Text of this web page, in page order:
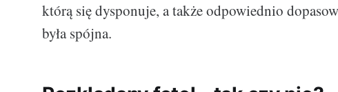
którą się dysponuje, a także odpowiednio
była spójna.